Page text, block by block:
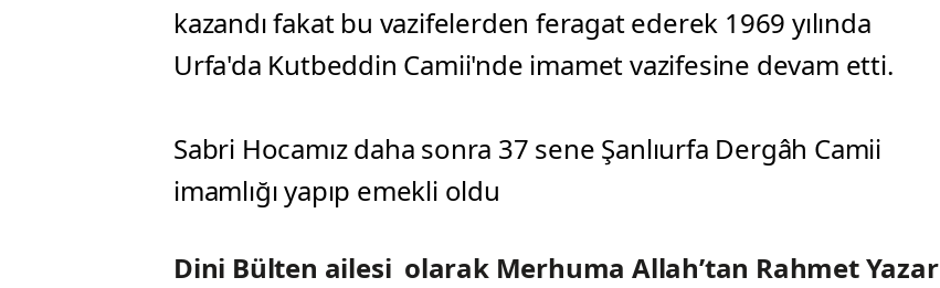
kazandı fakat bu vazifelerden feragat ederek 1969 yılında
Urfa'da Kutbeddin Camii'nde imamet vazifesine devam etti.
Sabri Hocamız daha sonra 37 sene Şanlıurfa Dergâh Camii
imamlığı yapıp emekli oldu
Dini Bülten ailesi olarak Merhuma Allah’tan Rahmet Yazar